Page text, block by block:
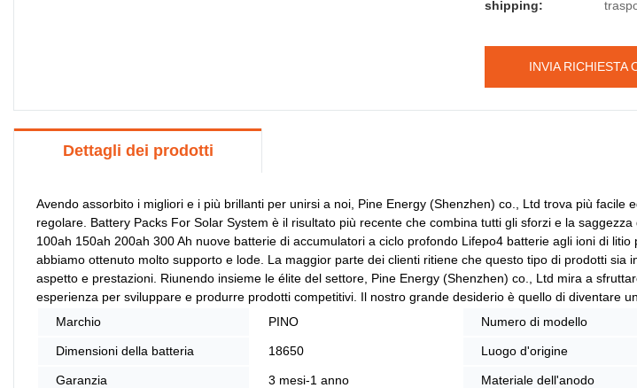
shipping:
INVIA RICHIESTA
Dettagli dei prodotti
Avendo assorbito i migliori e i più brillanti per unirsi a noi, Pine Energy (Shenzhen) co., Ltd trova più facile
regolare. Battery Packs For Solar System è il risultato più recente che combina tutti gli sforzi e la
100ah 150ah 200ah 300 Ah nuove batterie di accumulatori a ciclo profondo Lifepo4 batterie agli ioni di litio
abbiamo ottenuto molto supporto e lode. La maggior parte dei clienti ritiene che questo tipo di prodotti sia
aspetto e prestazioni. Riunendo insieme le élite del settore, Pine Energy (Shenzhen) co., Ltd mira a
esperienza per sviluppare e produrre prodotti competitivi. Il nostro grande desiderio è quello di diventare
Marchio
PINO Numero di modello
Dimensioni della batteria 18650 Luogo d'origine
Garanzia 3 mesi-1 anno Materiale dell'anodo